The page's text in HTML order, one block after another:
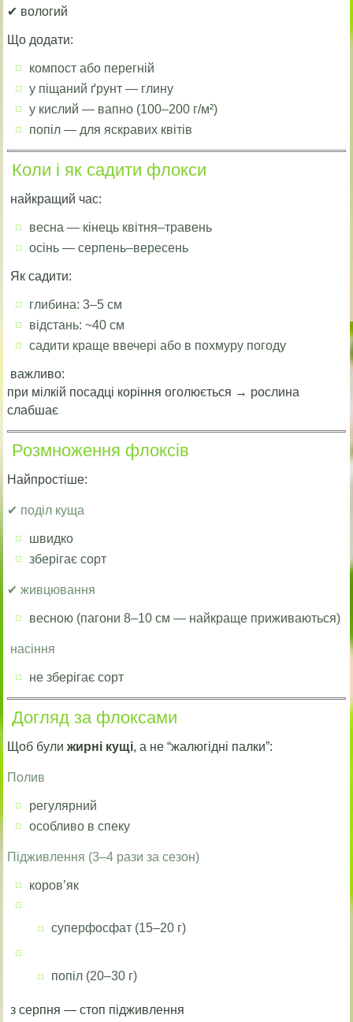
✔ вологий
Що додати:
компост або перегній
у піщаний ґрунт — глину
у кислий — вапно (100–200 г/м²)
попіл — для яскравих квітів
Коли і як садити флокси
найкращий час:
весна — кінець квітня–травень
осінь — серпень–вересень
Як садити:
глибина: 3–5 см
відстань: ~40 см
садити краще ввечері або в похмуру погоду
важливо:
при мілкій посадці коріння оголюється → рослина
слабшає
Розмноження флоксів
Найпростіше:
✔ поділ куща
швидко
зберігає сорт
✔ живцювання
весною (пагони 8–10 см — найкраще приживаються)
насіння
не зберігає сорт
Догляд за флоксами
Щоб булижирні кущі, а не “жалюгідні палки”:
Полив
регулярний
особливо в спеку
Підживлення (3–4 рази за сезон)
коров’як
суперфосфат (15–20 г)
попіл (20–30 г)
з серпня — стоп підживлення